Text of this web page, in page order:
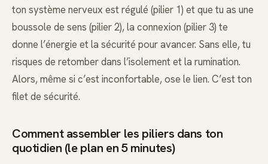
ton système nerveux est régulé (pilier 1) et que tu as une
boussole de sens (pilier 2), la connexion (pilier 3) te
donne l’énergie et la sécurité pour avancer. Sans elle, tu
risques de retomber dans l’isolement et la rumination.
Alors, même si c’est inconfortable, ose le lien. C’est ton
filet de sécurité.
Comment assembler les piliers dans ton
quotidien (le plan en 5 minutes)